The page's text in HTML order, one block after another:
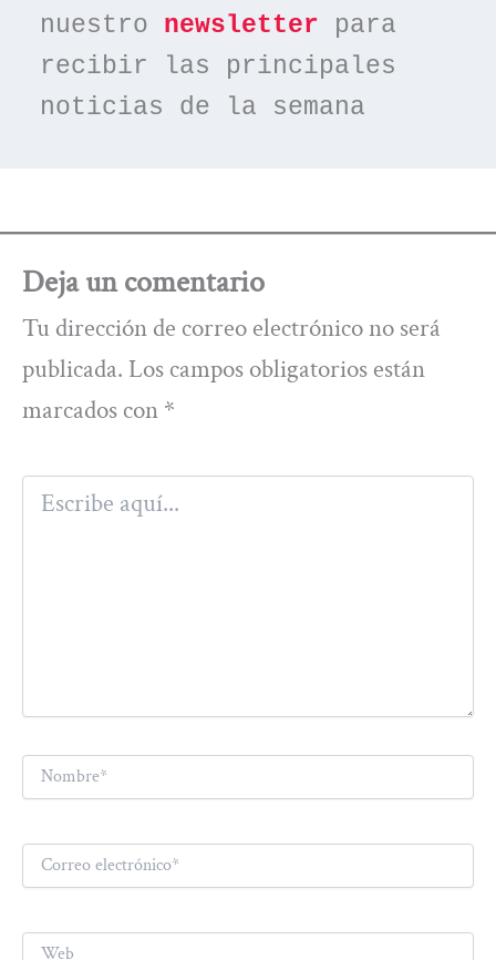
nuestro newsletter para
recibir las principales
noticias de la semana
Deja un comentario
Tu dirección de correo electrónico no será
publicada. Los campos obligatorios están
marcados con *
Escribe
aquí...
Nombre*
Correo
electrónico*
Web